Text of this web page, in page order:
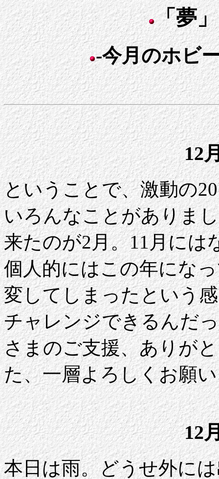
「夢
-今月のホビ
12
ということで、激動の
いろんなことがありま
来たのが2月。11月には
個人的にはこの年にな
変してしまったという
チャレンジできるんだ
さまのご支援、ありが
た、一層よろしくお願
12
本日は雨。どうせ外に